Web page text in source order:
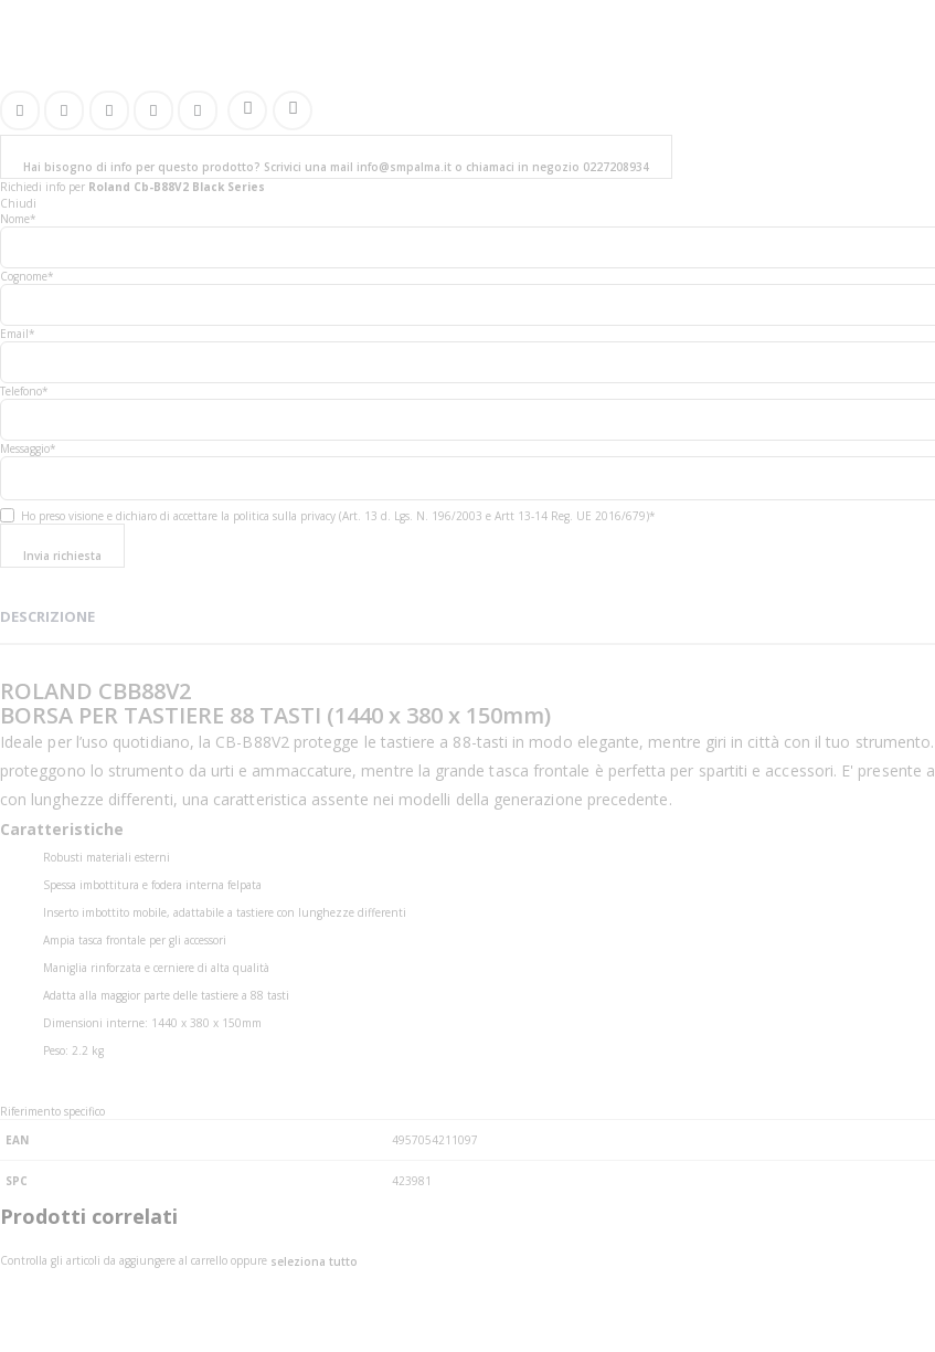
Hai bisogno di info per questo prodotto? Scrivici una mail info@smpalma.it o chiamaci in negozio 0227208934
Richiedi info per Roland Cb-B88V2 Black Series
Chiudi
Nome*
Cognome*
Email*
Telefono*
Messaggio*
Ho preso visione e dichiaro di accettare la politica sulla privacy (Art. 13 d. Lgs. N. 196/2003 e Artt 13-14 Reg. UE 2016/679)*
Invia richiesta
DESCRIZIONE
ROLAND CBB88V2
BORSA PER TASTIERE 88 TASTI (1440 x 380 x 150mm)
Ideale per l’uso quotidiano, la CB-B88V2 protegge le tastiere a 88-tasti in modo elegante, mentre giri in città con il tuo
proteggono lo strumento da urti e ammaccature, mentre la grande tasca frontale è perfetta per spartiti e accessori. E'
con lunghezze differenti, una caratteristica assente nei modelli della generazione precedente.
Caratteristiche
Robusti materiali esterni
Spessa imbottitura e fodera interna felpata
Inserto imbottito mobile, adattabile a tastiere con lunghezze differenti
Ampia tasca frontale per gli accessori
Maniglia rinforzata e cerniere di alta qualità
Adatta alla maggior parte delle tastiere a 88 tasti
Dimensioni interne: 1440 x 380 x 150mm
Peso: 2.2 kg
Riferimento specifico
EAN
4957054211097
SPC 423981
Prodotti correlati
Controlla gli articoli da aggiungere al carrello oppure seleziona tutto